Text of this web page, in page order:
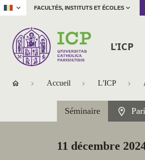
| FACULTÉS, INSTITUTS ET ÉCOLES
L'ICP
Accueil L'ICP
Séminaire
11 décembre